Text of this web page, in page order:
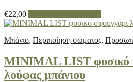
€22,00
Μπάνιο, Περιποίηση σώματος,
MINIMAL LIST φυσικό
λούφας μπάνιου